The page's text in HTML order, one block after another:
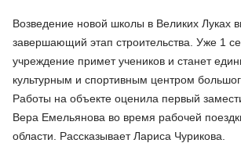
Возведение новой школы в Великих Луках
завершающий этап строительства. Уже 1
учреждение примет учеников и станет
культурным и спортивным центром
Работы на объекте оценила первый
Вера Емельянова во время рабочей
области. Рассказывает Лариса Чурикова.